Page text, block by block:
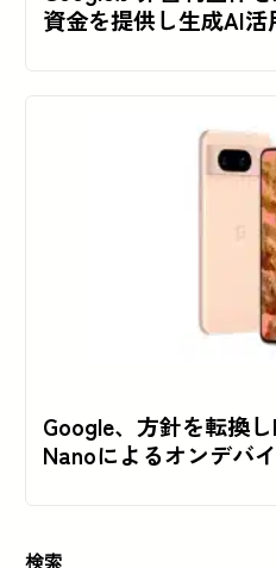
資金を提供し生成AI活
Google、方針を転換
Nanoによるオンデバ
検索